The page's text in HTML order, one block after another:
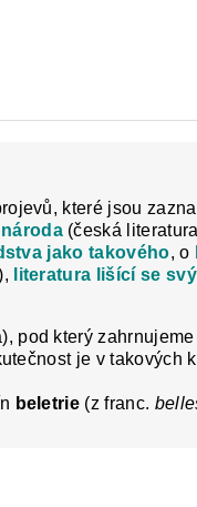
které jsou
(česká
jako takového, o
literatura lišící se
pod který
je v takových
beletrie (z franc.